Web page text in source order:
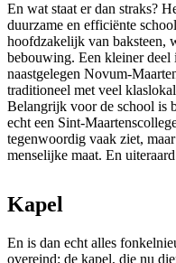
En wat staat er dan straks?
duurzame en efficiënte
hoofdzakelijk van baksteen,
bebouwing. Een kleiner deel
naastgelegen Novum-
traditioneel met veel
Belangrijk voor de school is
echt een Sint-
tegenwoordig vaak ziet,
menselijke maat. En
Kapel
En is dan echt alles
overeind: de kapel, die nu